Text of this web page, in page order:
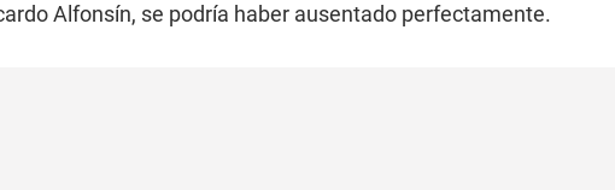
Alfonsín, se podría haber ausentado perfectamente.